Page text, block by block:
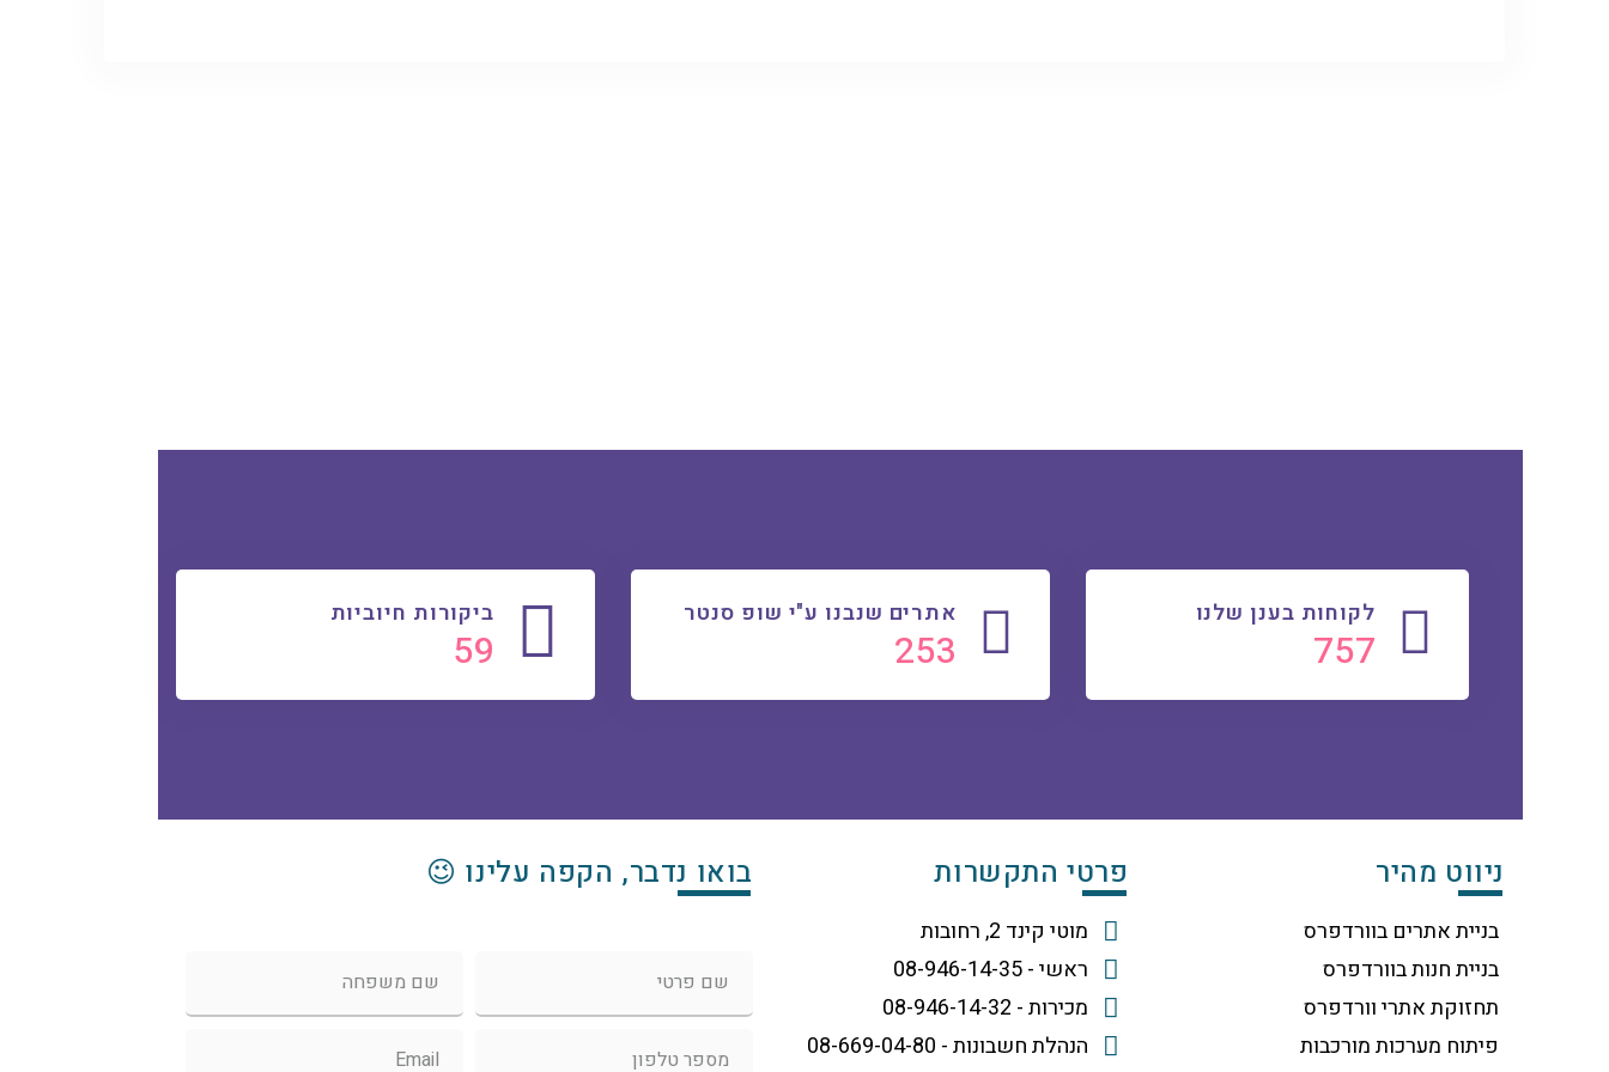
לקוחות בענן שלנו
809
אתרים שנבנו ע"י שופ סנטר
270
ביקורות חיוביות
63
ניווט מהיר
בניית אתרים בוורדפרס
בניית חנות בוורדפרס
תחזוקת אתרי וורדפרס
פיתוח מערכות מורכבות
פרטי התקשרות
מוטי קינד 2, רחובות
ראשי - 08-946-14-35
מכירות - 08-946-14-32
הנהלת חשבונות - 08-669-04-80
בואו נדבר, הקפה עלינו 😉